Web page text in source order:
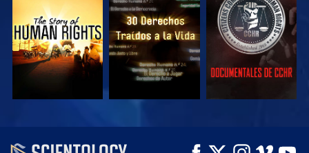
VE VE VE
VE
EXPLORA LAS